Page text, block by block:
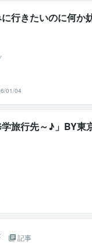
行きたいのに何か
01/04
学旅行先～♪」BY東
記事